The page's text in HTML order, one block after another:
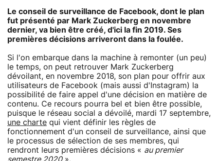
Le conseil de surveillance de Facebook, dont le plan
fut présenté par Mark Zuckerberg en novembre
dernier, va bien être créé, d'ici la fin 2019. Ses
premières décisions arriveront dans la foulée.
Si l'on embarque dans la machine à remonter (un peu)
le temps, on peut retrouver Mark Zuckerberg
dévoilant, en novembre 2018, son plan pour offrir aux
utilisateurs de Facebook (mais aussi d'Instagram) la
possibilité de faire appel d'une décision en matière de
contenu. Ce recours pourra bel et bien être possible,
puisque le réseau social a dévoilé, mardi 17 septembre,
une charte qui vient définir les règles de
fonctionnement d'un conseil de surveillance, ainsi que
le processus de sélection de ses membres, qui
rendront leurs premières décisions « au premier
semestre 2020».